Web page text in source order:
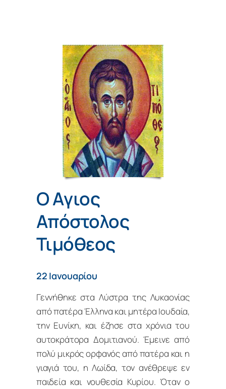
Ο Aγιος
Aπόστολος
Τιμόθεος
22 Ιανουαρίου
Γεννήθηκε στα Λύστρα της Λυκαονίας
από πατέρα Έλληνα και μητέρα Ιουδαία,
την Ευνίκη, και έζησε στα χρόνια του
αυτοκράτορα Δομιτιανού. Έμεινε από
πολύ μικρός ορφανός από πατέρα και η
γιαγιά του, η Λωίδα, τον ανέθρεψε εν
παιδεία και νουθεσία Κυρίου. Όταν ο